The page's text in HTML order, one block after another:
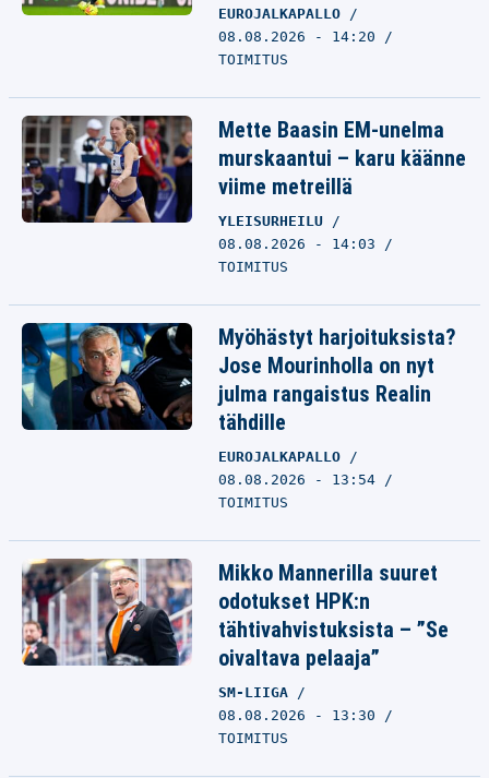
EUROJALKAPALLO
08.08.2026 - 14:20
TOIMITUS
Mette Baasin EM-unelma
murskaantui – karu käänne
viime metreillä
YLEISURHEILU
08.08.2026 - 14:03
TOIMITUS
Myöhästyt harjoituksista?
Jose Mourinholla on nyt
julma rangaistus Realin
tähdille
EUROJALKAPALLO
08.08.2026 - 13:54
TOIMITUS
Mikko Mannerilla suuret
odotukset HPK:n
tähtivahvistuksista – ”Se
oivaltava pelaaja”
SM-LIIGA
08.08.2026 - 13:30
TOIMITUS